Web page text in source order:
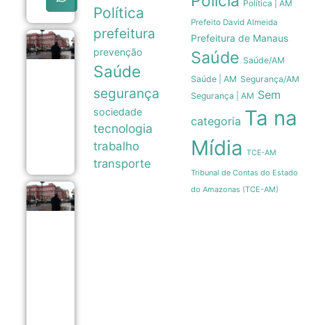
Pressão
popular e
memória
nacional
recuo de
Milei sobre
terras a
estrangeiros
06/08
Política
prefeitura
prevenção
Saúde
segurança
sociedade
tecnologia
trabalho
transporte
Política | AM
Prefeito David Almeida
Prefeitura de Manaus
Saúde Saúde/AM
Saúde | AM Segurança/AM
Segurança | AM Sem
categoria Ta na
Mídia TCE-AM
Tribunal de Contas do Estado
do Amazonas (TCE-AM)